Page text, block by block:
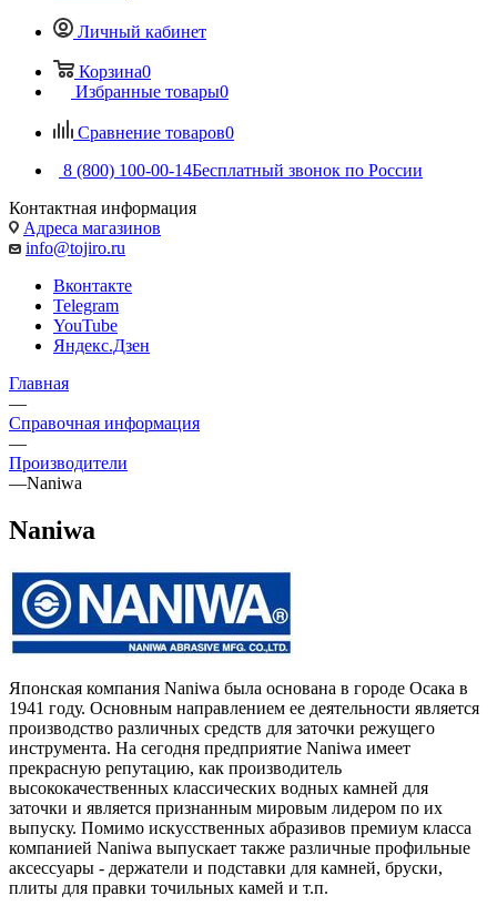
Личный кабинет
Корзина0
Избранные товары0
Сравнение товаров0
8 (800) 100-00-14Бесплатный звонок по России
Контактная информация
Адреса магазинов
info@tojiro.ru
Вконтакте
Telegram
YouTube
Яндекс.Дзен
Главная
—
Справочная информация
—
Производители
—Naniwa
Naniwa
Японская компания Naniwa была основана в городе Осака в
1941 году. Основным направлением ее деятельности является
производство различных средств для заточки режущего
инструмента. На сегодня предприятие Naniwa имеет
прекрасную репутацию, как производитель
высококачественных классических водных камней для
заточки и является признанным мировым лидером по их
выпуску. Помимо искусственных абразивов премиум класса
компанией Naniwa выпускает также различные профильные
аксессуары - держатели и подставки для камней, бруски,
плиты для правки точильных камей и т.п.